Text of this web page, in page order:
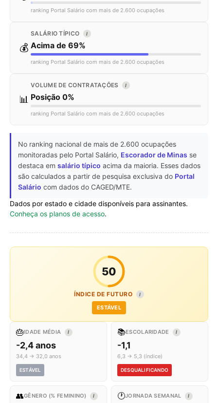
ranking Portal Salário com mais de 2.600 ocupações
💰
SALÁRIO TÍPICO I
Acima de 69%
ranking Portal Salário com mais de 2.600 ocupações
📊
VOLUME DE CONTRATAÇÕES I
Posição 0%
ranking Portal Salário com mais de 2.600 ocupações
No ranking nacional de mais de 2.600 ocupações
monitoradas pelo Portal Salário, Escorador de Minas se
destaca em salário típico acima da maioria. Esses dados
são calculados a partir de pesquisa exclusiva do Portal
Salário com dados do CAGED/MTE.
Dados por estado e cidade disponíveis para assinantes.
Conheça os planos de acesso.
50
ÍNDICE DE FUTURO I
ESTÁVEL
🎂IDADE MÉDIA I
-2,4 anos
34,4 → 32,0 anos
ESTÁVEL
📚ESCOLARIDADE I
-1,1
6,3 → 5,3 (índice)
DESQUALIFICANDO
👥GÊNERO (% FEMININO) I 🕐JORNADA SEMANAL I